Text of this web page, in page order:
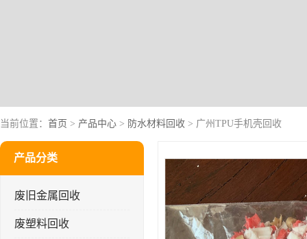
当前位置： 首页 > 产品中心 > 防水材料回收 > 广州TPU手机壳回收
产品分类
废旧金属回收
废塑料回收